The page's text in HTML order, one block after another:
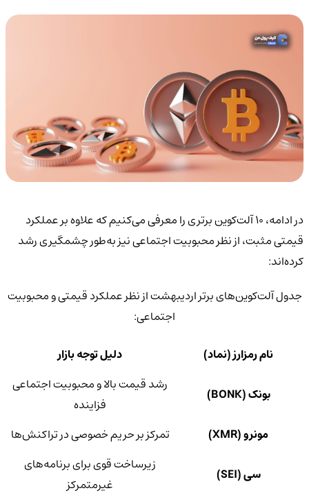
در ادامه، ۱۰ آلت‌کوین برتری را معرفی می‌کنیم که علاوه بر عملکرد
قیمتی مثبت، از نظر محبوبیت اجتماعی نیز به‌طور چشمگیری رشد
کرده‌اند:
جدول آلت‌کوین‌های برتر اردیبهشت از نظر عملکرد قیمتی و محبوبیت
اجتماعی:
نام رمزارز (نماد)
دلیل توجه بازار
بونک (BONK)
رشد قیمت بالا و محبوبیت اجتماعی
فزاینده
مونرو (XMR)
تمرکز بر حریم خصوصی در تراکنش‌ها
سی (SEI)
زیرساخت قوی برای برنامه‌های
غیرمتمرکز